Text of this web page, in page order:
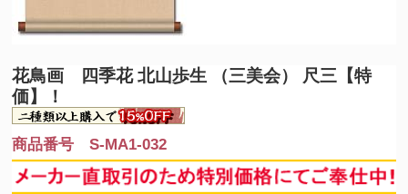
花鳥画 四季花 北山歩生 （三美会） 尺三【特
価】！
商品番号 S-MA1-032